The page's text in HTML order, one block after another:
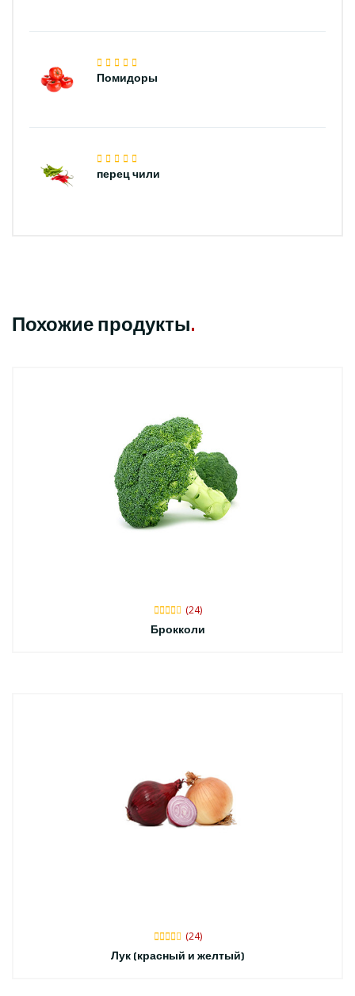
Помидоры
перец чили
Похожие продукты.
(24)
Брокколи
(24)
Лук (красный и желтый)